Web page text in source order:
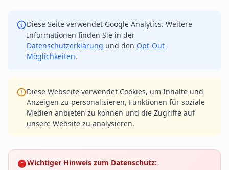
Diese Seite verwendet Google Analytics. Weitere
Informationen finden Sie in der
Datenschutzerklärung und den Opt-Out-
Möglichkeiten.
Diese Webseite verwendet Cookies, um Inhalte und
Anzeigen zu personalisieren, Funktionen für soziale
Medien anbieten zu können und die Zugriffe auf
unsere Website zu analysieren.
Wichtiger Hinweis zum Datenschutz: